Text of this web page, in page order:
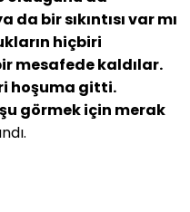
bir sıkıntısı var mı
hiçbiri
mesafede kaldılar.
hoşuma gitti.
görmek için merak